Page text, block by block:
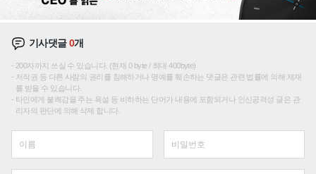
기사댓글0개
200자까지 쓰실 수 있습니다. (현재 0 byte / 최대 400byte)
저작권 등 다른 사람의 권리를 침해하거나 명예를 훼손하는 댓글은 관련 법률에 의해 제재
를 받을 수 있습니다.
타인에게 불쾌감을 주는 욕설 등 비하하는 단어가 내용에 포함되거나 인신공격성 글은 관
리자의 판단에 의해 삭제 합니다.